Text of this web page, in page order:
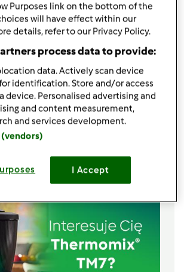
Składniki
kawałkach
mrożone,niezbrylone
włoski lub półtłusty
Lista zakupów
Purposes link on the bottom of the
will have effect within our
details, refer to our Privacy Policy.
process data to provide:
data. Actively scan device
identification. Store and/or access
device. Personalised advertising and
and content measurement,
and services development.
(vendors)
I Accept